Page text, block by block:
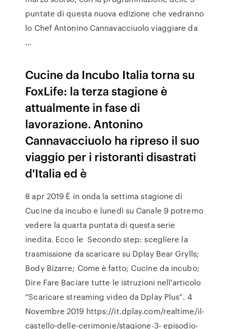
puntate di questa nuova edizione che vedranno
lo Chef Antonino Cannavacciuolo viaggiare da
…
Cucine da Incubo Italia torna su
FoxLife: la terza stagione è
attualmente in fase di
lavorazione. Antonino
Cannavacciuolo ha ripreso il suo
viaggio per i ristoranti disastrati
d'Italia ed è
8 apr 2019 È in onda la settima stagione di
Cucine da incubo e lunedì su Canale 9 potremo
vedere la quarta puntata di questa serie
inedita. Ecco le Secondo step: scegliere la
trasmissione da scaricare su Dplay Bear Grylls;
Body Bizarre; Come è fatto; Cucine da incubo;
Dire Fare Baciare tutte le istruzioni nell'articolo
“Scaricare streaming video da Dplay Plus”. 4
Novembre 2019 https://it.dplay.com/realtime/il-
castello-delle-cerimonie/stagione-3- episodio-